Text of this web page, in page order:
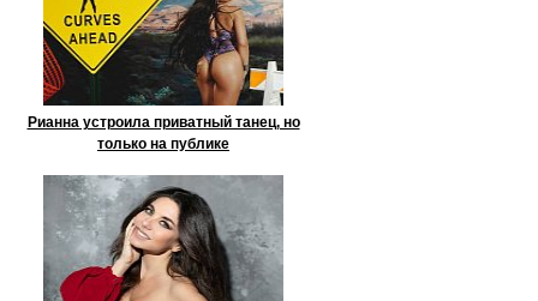
Рианна устроила приватный танец, но
только на публике